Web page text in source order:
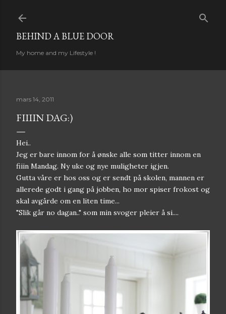
BEHIND A BLUE DOOR
My home and my Lifestyle !
mars 14, 2011
FIIIIN DAG:)
Hei..
Jeg er bare innom for å ønske alle som titter innom en
fiiin Mandag. Ny uke og nye muligheter igjen.
Gutta våre er hos oss og er sendt på skolen, mannen er
allerede godt i gang på jobben, ho mor spiser frokost og
skal avgårde om en liten time...
"Slik går no dagan.." som min svoger pleier å si....